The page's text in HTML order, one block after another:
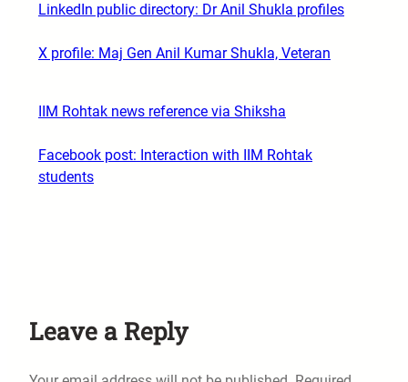
LinkedIn public directory: Dr Anil Shukla profiles
X profile: Maj Gen Anil Kumar Shukla, Veteran
IIM Rohtak news reference via Shiksha
Facebook post: Interaction with IIM Rohtak
students
Leave a Reply